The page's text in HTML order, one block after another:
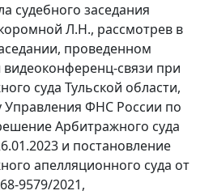
судебного заседания
Л.Н., рассмотрев в
проведенном
связи при
суда Тульской области,
Управления ФНС России по
Арбитражного суда
и постановление
апелляционного суда от
9579/2021,